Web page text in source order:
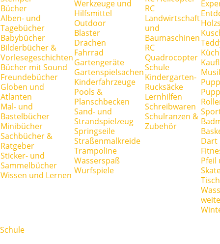
Bücher
Alben- und
Tagebücher
Babybücher
Bilderbücher &
Vorlesegeschichten
Bücher mit Sound
Freundebücher
Globen und
Atlanten
Mal- und
Bastelbücher
Minibücher
Sachbücher &
Ratgeber
Sticker- und
Sammelbücher
Wissen und Lernen
Werkzeuge und
Hilfsmittel
Outdoor
Blaster
Drachen
Fahrrad
Gartengeräte
Gartenspielsachen
Kinderfahrzeuge
Pools &
Planschbecken
Sand- und
Strandspielzeug
Springseile
Straßenmalkreide
Trampoline
Wasserspaß
Wurfspiele
RC
Landwirtschaft
und
Baumaschinen
RC
Quadrocopter
Schule
Kindergarten-
Rucksäcke
Lernhilfen
Schreibwaren
Schulranzen &
Zubehör
Dart
Pfeil
Schule